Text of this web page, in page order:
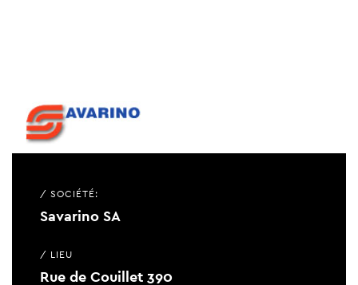
/ SOCIÉTÉ:
Savarino SA
/ LIEU
Rue de Couillet 390